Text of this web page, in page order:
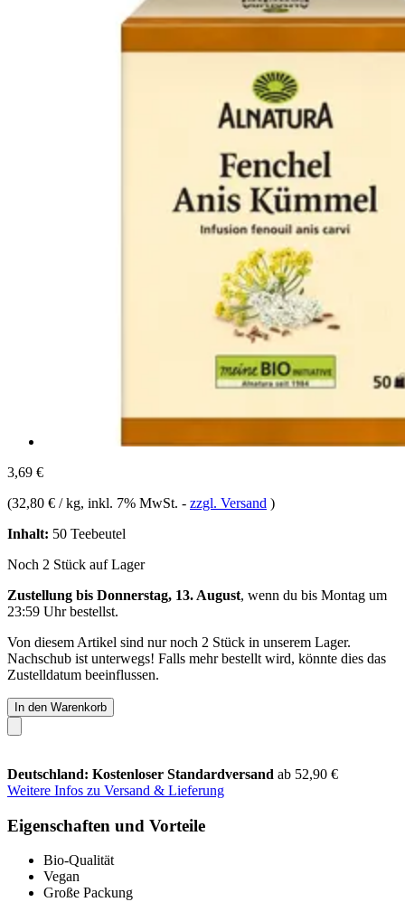
3,69 €
(32,80 € / kg, inkl. 7% MwSt. - zzgl. Versand )
Inhalt: 50 Teebeutel
Noch 2 Stück auf Lager
Zustellung bis Donnerstag, 13. August, wenn du bis Montag um
23:59 Uhrbestellst.
Von diesem Artikel sind nur noch 2 Stück in unserem Lager.
Nachschub ist unterwegs! Falls mehr bestellt wird, könnte dies das
Zustelldatum beeinflussen.
In den Warenkorb
Deutschland: Kostenloser Standardversand ab 52,90 €
Weitere Infos zu Versand & Lieferung
Eigenschaften und Vorteile
Bio-Qualität
Vegan
Große Packung